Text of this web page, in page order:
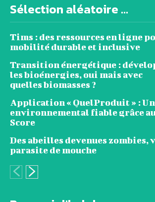
Sélection aléatoire ...
Tims : des ressources en ligne
mobilité durable et inclusive
Transition énergétique :
les bioénergies, oui mais avec
quelles biomasses ?
Application « QuelProduit » :
environnemental fiable grâce
Score
Des abeilles devenues zombies,
parasite de mouche